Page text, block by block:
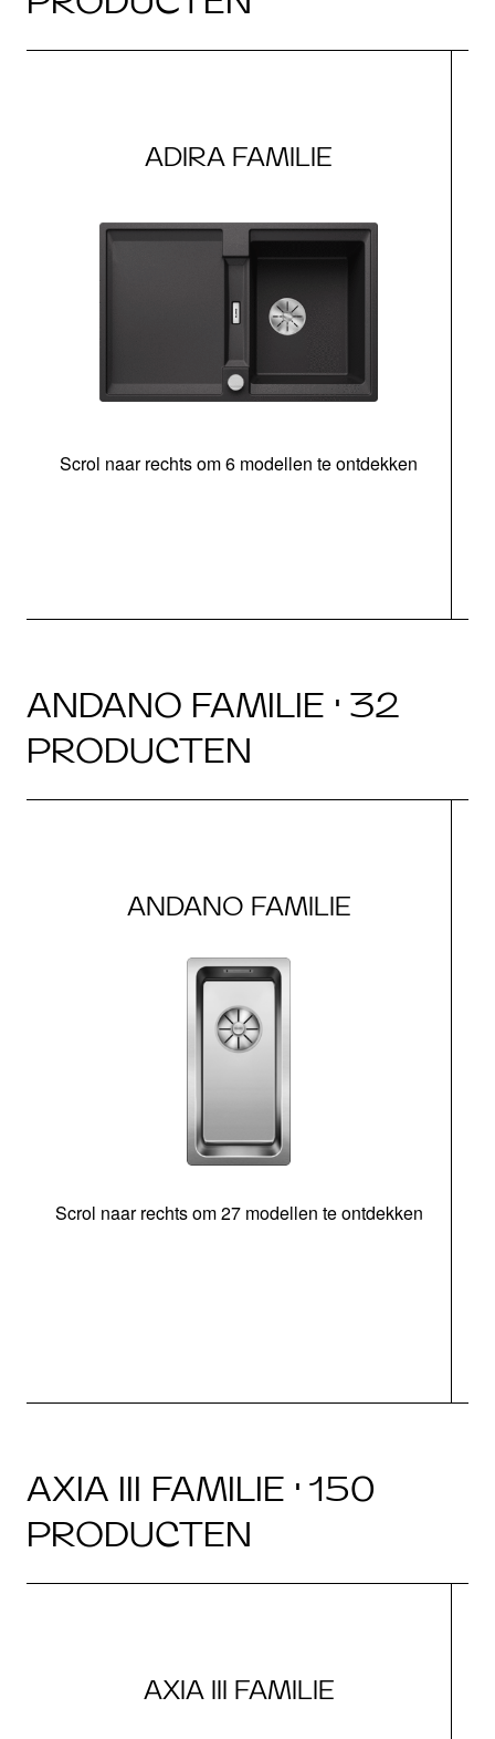
ADIRA FAMILIE
Scrol naar rechts om 6 modellen te ontdekken
ANDANO FAMILIE · 32
PRODUCTEN
ANDANO FAMILIE
Scrol naar rechts om 27 modellen te ontdekken
AXIA III FAMILIE · 150
PRODUCTEN
AXIA III FAMILIE